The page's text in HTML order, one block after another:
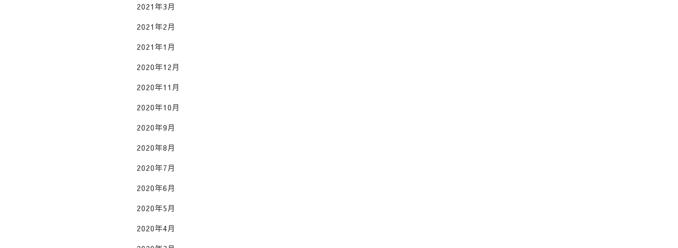
2021年3月
2021年2月
2021年1月
2020年12月
2020年11月
2020年10月
2020年9月
2020年8月
2020年7月
2020年6月
2020年5月
2020年4月